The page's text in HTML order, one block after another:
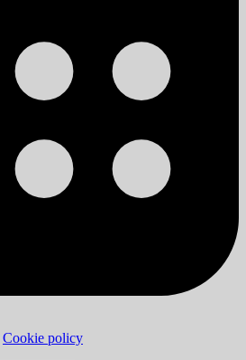
Cookie policy